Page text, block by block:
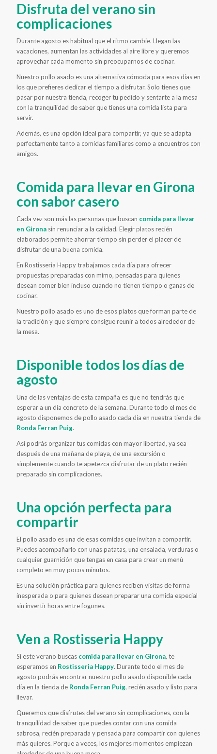
Disfruta del verano sin
complicaciones
Durante agosto es habitual que el ritmo cambie. Llegan las
vacaciones, aumentan las actividades al aire libre y queremos
aprovechar cada momento sin preocuparnos de cocinar.
Nuestro pollo asado es una alternativa cómoda para esos días en
los que prefieres dedicar el tiempo a disfrutar. Solo tienes que
pasar por nuestra tienda, recoger tu pedido y sentarte a la mesa
con la tranquilidad de saber que tienes una comida lista para
servir.
Además, es una opción ideal para compartir, ya que se adapta
perfectamente tanto a comidas familiares como a encuentros con
amigos.
Comida para llevar en Girona
con sabor casero
Cada vez son más las personas que buscan comida para llevar
en Gironasin renunciar a la calidad. Elegir platos recién
elaborados permite ahorrar tiempo sin perder el placer de
disfrutar de una buena comida.
En Rostisseria Happy trabajamos cada día para ofrecer
propuestas preparadas con mimo, pensadas para quienes
desean comer bien incluso cuando no tienen tiempo o ganas de
cocinar.
Nuestro pollo asado es uno de esos platos que forman parte de
la tradición y que siempre consigue reunir a todos alrededor de
la mesa.
Disponible todos los días de
agosto
Una de las ventajas de esta campaña es que no tendrás que
esperar a un día concreto de la semana. Durante todo el mes de
agosto disponemos de pollo asado cada día en nuestra tienda de
Ronda Ferran Puig.
Así podrás organizar tus comidas con mayor libertad, ya sea
después de una mañana de playa, de una excursión o
simplemente cuando te apetezca disfrutar de un plato recién
preparado sin complicaciones.
Una opción perfecta para
compartir
El pollo asado es una de esas comidas que invitan a compartir.
Puedes acompañarlo con unas patatas, una ensalada, verduras o
cualquier guarnición que tengas en casa para crear un menú
completo en muy pocos minutos.
Es una solución práctica para quienes reciben visitas de forma
inesperada o para quienes desean preparar una comida especial
sin invertir horas entre fogones.
Ven a Rostisseria Happy
Si este verano buscas comida para llevar en Girona, te
esperamos en Rostisseria Happy. Durante todo el mes de
agosto podrás encontrar nuestro pollo asado disponible cada
día en la tienda de Ronda Ferran Puig, recién asado y listo para
llevar.
Queremos que disfrutes del verano sin complicaciones, con la
tranquilidad de saber que puedes contar con una comida
sabrosa, recién preparada y pensada para compartir con quienes
más quieres. Porque a veces, los mejores momentos empiezan